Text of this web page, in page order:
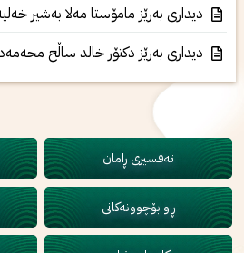
تەفسیری ڕامان
ڕاو بۆچوونەکانی
دیداری‌ به‌رێز مامۆستا مه‌لا به‌شیر
دیداری‌ به‌رێز دكتۆر خالد ساڵح محه‌مه‌د